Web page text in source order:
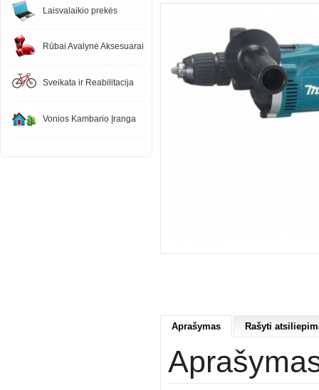
Laisvalaikio prekės
Rūbai Avalynė Aksesuarai
Sveikata ir Reabilitacija
Vonios Kambario Įranga
Aprašymas Rašyti